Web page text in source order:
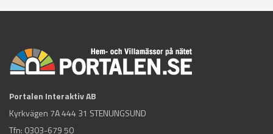
Portalen Interaktiv AB
Kyrkvägen 7A 444 31 STENUNGSUND
Tfn: 0303-679 50